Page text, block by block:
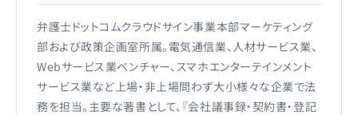
弁護士ドットコムクラウドサイン事業本部マーケティング
部および政策企画室所属。電気通信業、人材サービス業、
Webサービス業ベンチャー、スマホエンターテインメント
サービス業など上場・非上場問わず大小様々な企業で法
務を担当。主要な著書として、『会社議事録・契約書・登記